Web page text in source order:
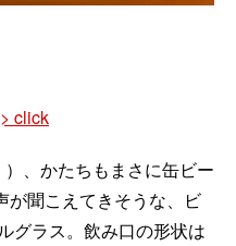
click
、かたちもまさに缶ビー
が聞こえてきそうな、ビ
グラス。飲み口の形状は